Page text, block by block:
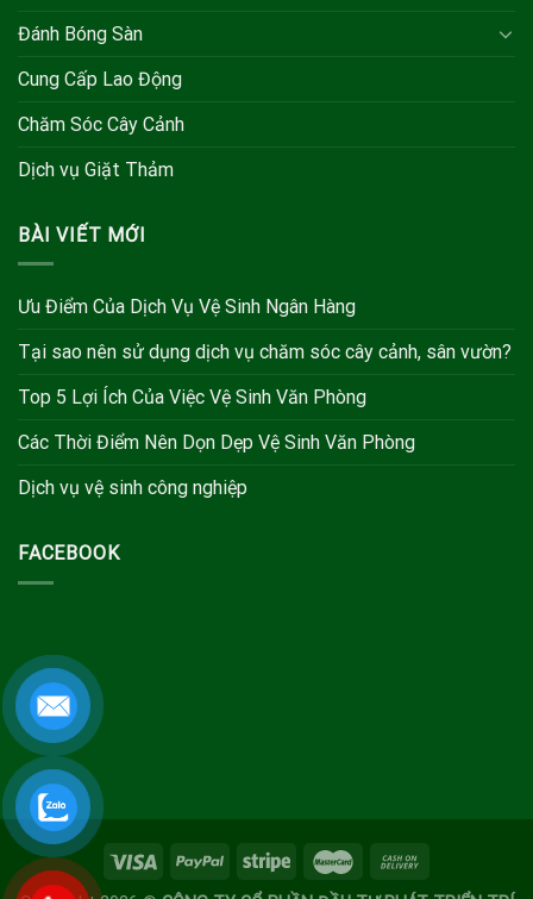
Đánh Bóng Sàn
Cung Cấp Lao Động
Chăm Sóc Cây Cảnh
Dịch vụ Giặt Thảm
BÀI VIẾT MỚI
Ưu Điểm Của Dịch Vụ Vệ Sinh Ngân Hàng
Tại sao nên sử dụng dịch vụ chăm sóc cây cảnh, sân vườn?
Top 5 Lợi Ích Của Việc Vệ Sinh Văn Phòng
Các Thời Điểm Nên Dọn Dẹp Vệ Sinh Văn Phòng
Dịch vụ vệ sinh công nghiệp
FACEBOOK